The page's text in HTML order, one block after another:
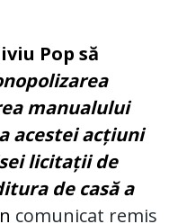
Pop să
manualului
acestei acțiuni
licitații de
de casă a
comunicat remis